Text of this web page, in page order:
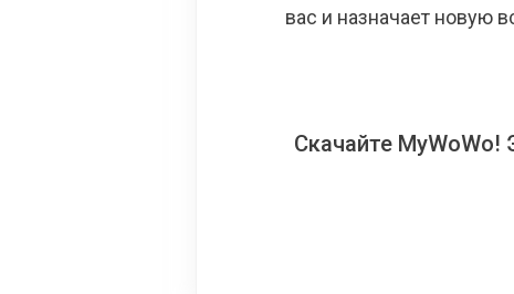
вас и назначает новую
Скачайте